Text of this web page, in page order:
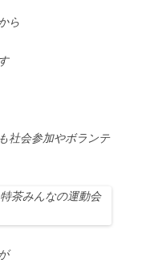
ら
会参加やボランテ